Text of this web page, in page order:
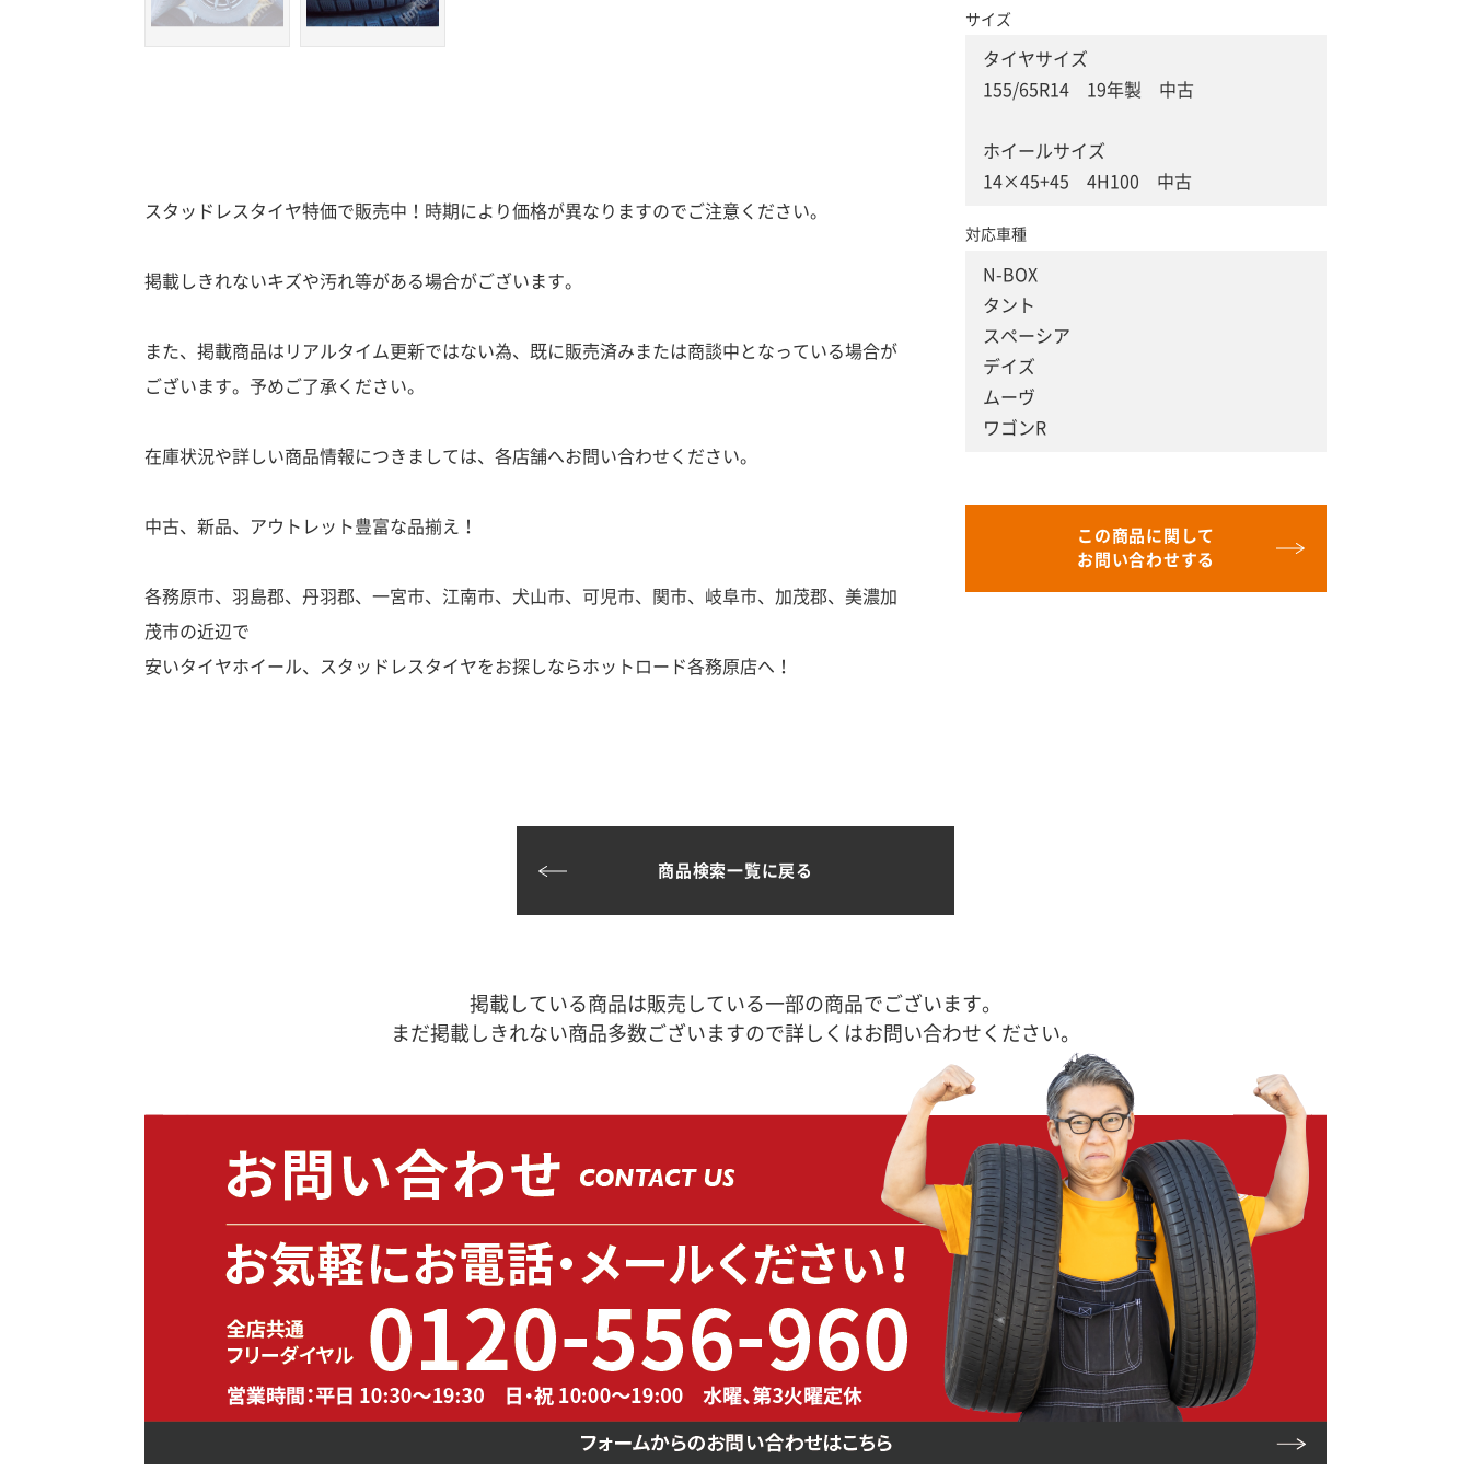
スタッドレスタイヤ特価で販売中！時期により価格が異なりますのでご注意ください。
掲載しきれないキズや汚れ等がある場合がございます。
また、掲載商品はリアルタイム更新ではない為、既に販売済みまたは商談中となっている場合が
ございます。予めご了承ください。
在庫状況や詳しい商品情報につきましては、各店舗へお問い合わせください。
中古、新品、アウトレット豊富な品揃え！
各務原市、羽島郡、丹羽郡、一宮市、江南市、犬山市、可児市、関市、岐阜市、加茂郡、美濃加
茂市の近辺で
安いタイヤホイール、スタッドレスタイヤをお探しならホットロード各務原店へ！
サイズ
タイヤサイズ
155/65R14 19年製 中古
ホイールサイズ
14×45+45 4H100 中古
対応車種
N-BOX
タント
スペーシア
デイズ
ムーヴ
ワゴンR
この商品に関して
お問い合わせする
商品検索一覧に戻る
掲載している商品は販売している一部の商品でございます。
まだ掲載しきれない商品多数ございますので詳しくはお問い合わせください。